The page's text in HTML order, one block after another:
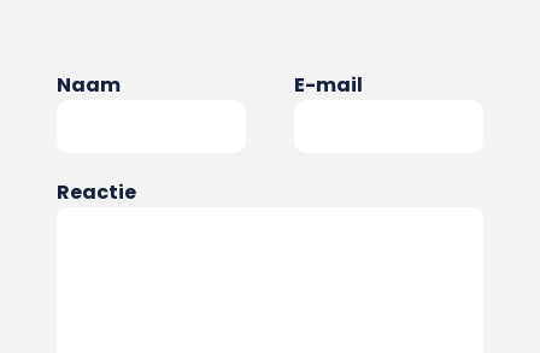
Naam E-mail
Reactie